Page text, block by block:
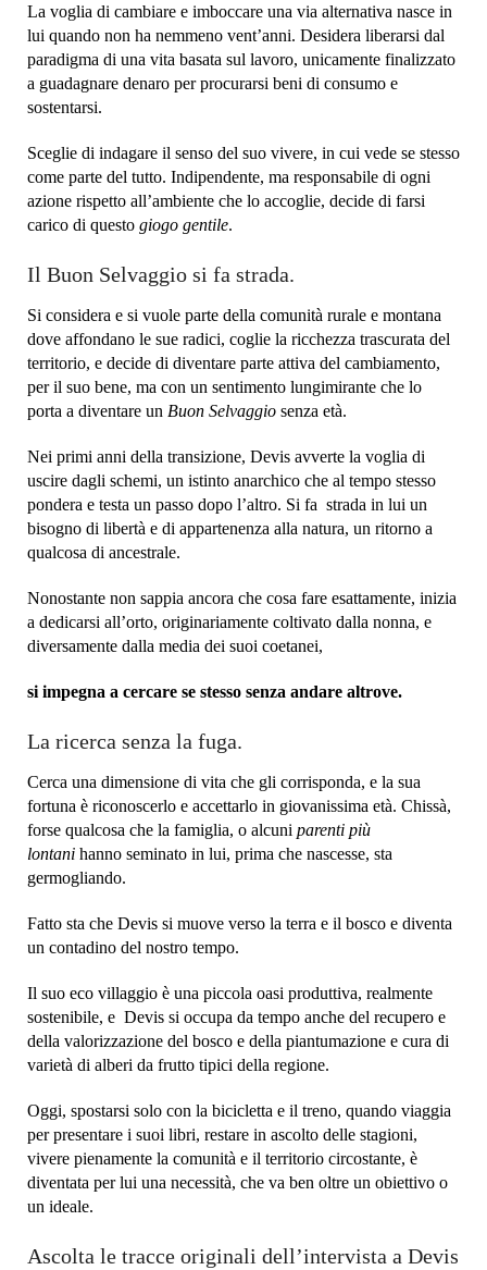
La voglia di cambiare e imboccare una via alternativa nasce in
lui quando non ha nemmeno vent’anni. Desidera liberarsi dal
paradigma di una vita basata sul lavoro, unicamente finalizzato
a guadagnare denaro per procurarsi beni di consumo e
sostentarsi.
Sceglie di indagare il senso del suo vivere, in cui vede se stesso
come parte del tutto. Indipendente, ma responsabile di ogni
azione rispetto all’ambiente che lo accoglie, decide di farsi
carico di questo giogo gentile.
Il Buon Selvaggio si fa strada.
Si considera e si vuole parte della comunità rurale e montana
dove affondano le sue radici, coglie la ricchezza trascurata del
territorio, e decide di diventare parte attiva del cambiamento,
per il suo bene, ma con un sentimento lungimirante che lo
porta a diventare un Buon Selvaggio senza età.
Nei primi anni della transizione, Devis avverte la voglia di
uscire dagli schemi, un istinto anarchico che al tempo stesso
pondera e testa un passo dopo l’altro. Si fa strada in lui un
bisogno di libertà e di appartenenza alla natura, un ritorno a
qualcosa di ancestrale.
Nonostante non sappia ancora che cosa fare esattamente, inizia
a dedicarsi all’orto, originariamente coltivato dalla nonna, e
diversamente dalla media dei suoi coetanei,
si impegna a cercare se stesso senza andare altrove.
La ricerca senza la fuga.
Cerca una dimensione di vita che gli corrisponda, e la sua
fortuna è riconoscerlo e accettarlo in giovanissima età. Chissà,
forse qualcosa che la famiglia, o alcuni parenti più
lontani hanno seminato in lui, prima che nascesse, sta
germogliando.
Fatto sta che Devis si muove verso la terra e il bosco e diventa
un contadino del nostro tempo.
Il suo eco villaggio è una piccola oasi produttiva, realmente
sostenibile, e Devis si occupa da tempo anche del recupero e
della valorizzazione del bosco e della piantumazione e cura di
varietà di alberi da frutto tipici della regione.
Oggi, spostarsi solo con la bicicletta e il treno, quando viaggia
per presentare i suoi libri, restare in ascolto delle stagioni,
vivere pienamente la comunità e il territorio circostante, è
diventata per lui una necessità, che va ben oltre un obiettivo o
un ideale.
Ascolta le tracce originali dell’intervista a Devis